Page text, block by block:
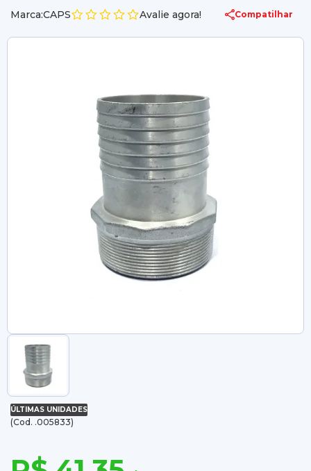
Marca:CAPS Avalie agora! Compatilhar
ÚLTIMAS UNIDADES
(Cod. .005833)